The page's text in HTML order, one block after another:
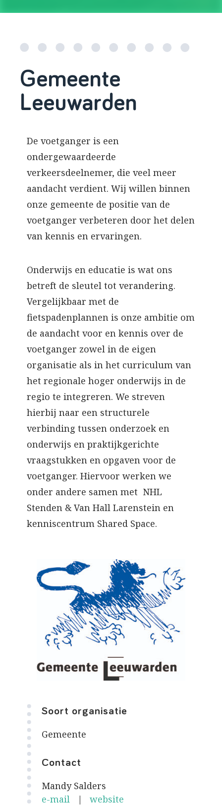
Gemeente
Leeuwarden
De voetganger is een
ondergewaardeerde
verkeersdeelnemer, die veel meer
aandacht verdient. Wij willen binnen
onze gemeente de positie van de
voetganger verbeteren door het delen
van kennis en ervaringen.
Onderwijs en educatie is wat ons
betreft de sleutel tot verandering.
Vergelijkbaar met de
fietspadenplannen is onze ambitie om
de aandacht voor en kennis over de
voetganger zowel in de eigen
organisatie als in het curriculum van
het regionale hoger onderwijs in de
regio te integreren. We streven
hierbij naar een structurele
verbinding tussen onderzoek en
onderwijs en praktijkgerichte
vraagstukken en opgaven voor de
voetganger. Hiervoor werken we
onder andere samen met NHL
Stenden & Van Hall Larenstein en
kenniscentrum Shared Space.
Soort organisatie
Gemeente
Contact
Mandy Salders
e-mail | website